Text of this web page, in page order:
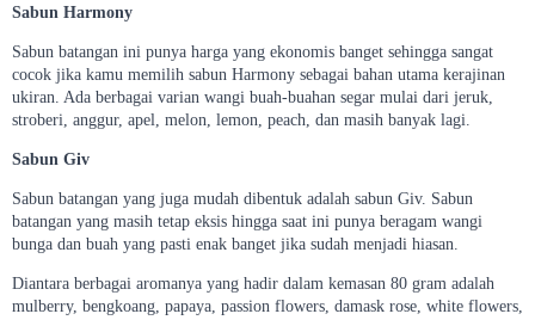
Sabun Harmony
Sabun batangan ini punya harga yang ekonomis banget sehingga sangat
cocok jika kamu memilih sabun Harmony sebagai bahan utama kerajinan
ukiran. Ada berbagai varian wangi buah-buahan segar mulai dari jeruk,
stroberi, anggur, apel, melon, lemon, peach, dan masih banyak lagi.
Sabun Giv
Sabun batangan yang juga mudah dibentuk adalah sabun Giv. Sabun
batangan yang masih tetap eksis hingga saat ini punya beragam wangi
bunga dan buah yang pasti enak banget jika sudah menjadi hiasan.
Diantara berbagai aromanya yang hadir dalam kemasan 80 gram adalah
mulberry, bengkoang, papaya, passion flowers, damask rose, white flowers,